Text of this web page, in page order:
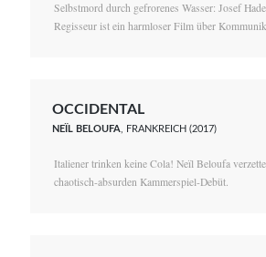
Selbstmord durch gefrorenes Wasser: Josef
Regisseur ist ein harmloser Film über
OCCIDENTAL
NEÏL BELOUFA , FRANKREICH (2017)
Italiener trinken keine Cola! Neïl Beloufa
chaotisch-absurden Kammerspiel-Debüt.